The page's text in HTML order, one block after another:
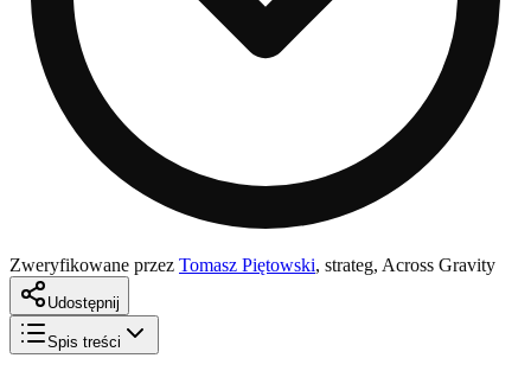
Zweryfikowane przez Tomasz Piętowski, strateg, Across Gravity
Udostępnij
Spis treści